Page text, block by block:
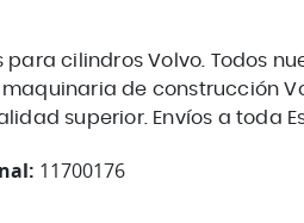
para cilindros Volvo. Todos
de construcción
superior. Envíos a toda
11700176